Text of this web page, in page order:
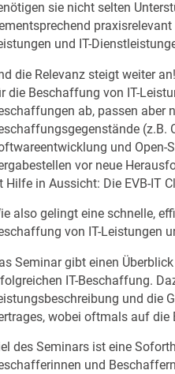
sie nicht selten
und IT-
die Relevanz steigt weiter
die Beschaffung von IT-
ab, passen aber
(z.B.
und Open-
vor neue
Hilfe in Aussicht: Die EVB-IT
also gelingt eine schnelle,
von IT-Leistungen
Seminar gibt einen
IT-Beschaffung.
und die
wobei oftmals auf die
des Seminars ist eine
und